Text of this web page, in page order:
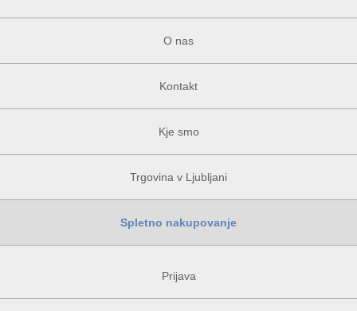
O nas
Kontakt
Kje smo
Trgovina v Ljubljani
Spletno nakupovanje
Prijava